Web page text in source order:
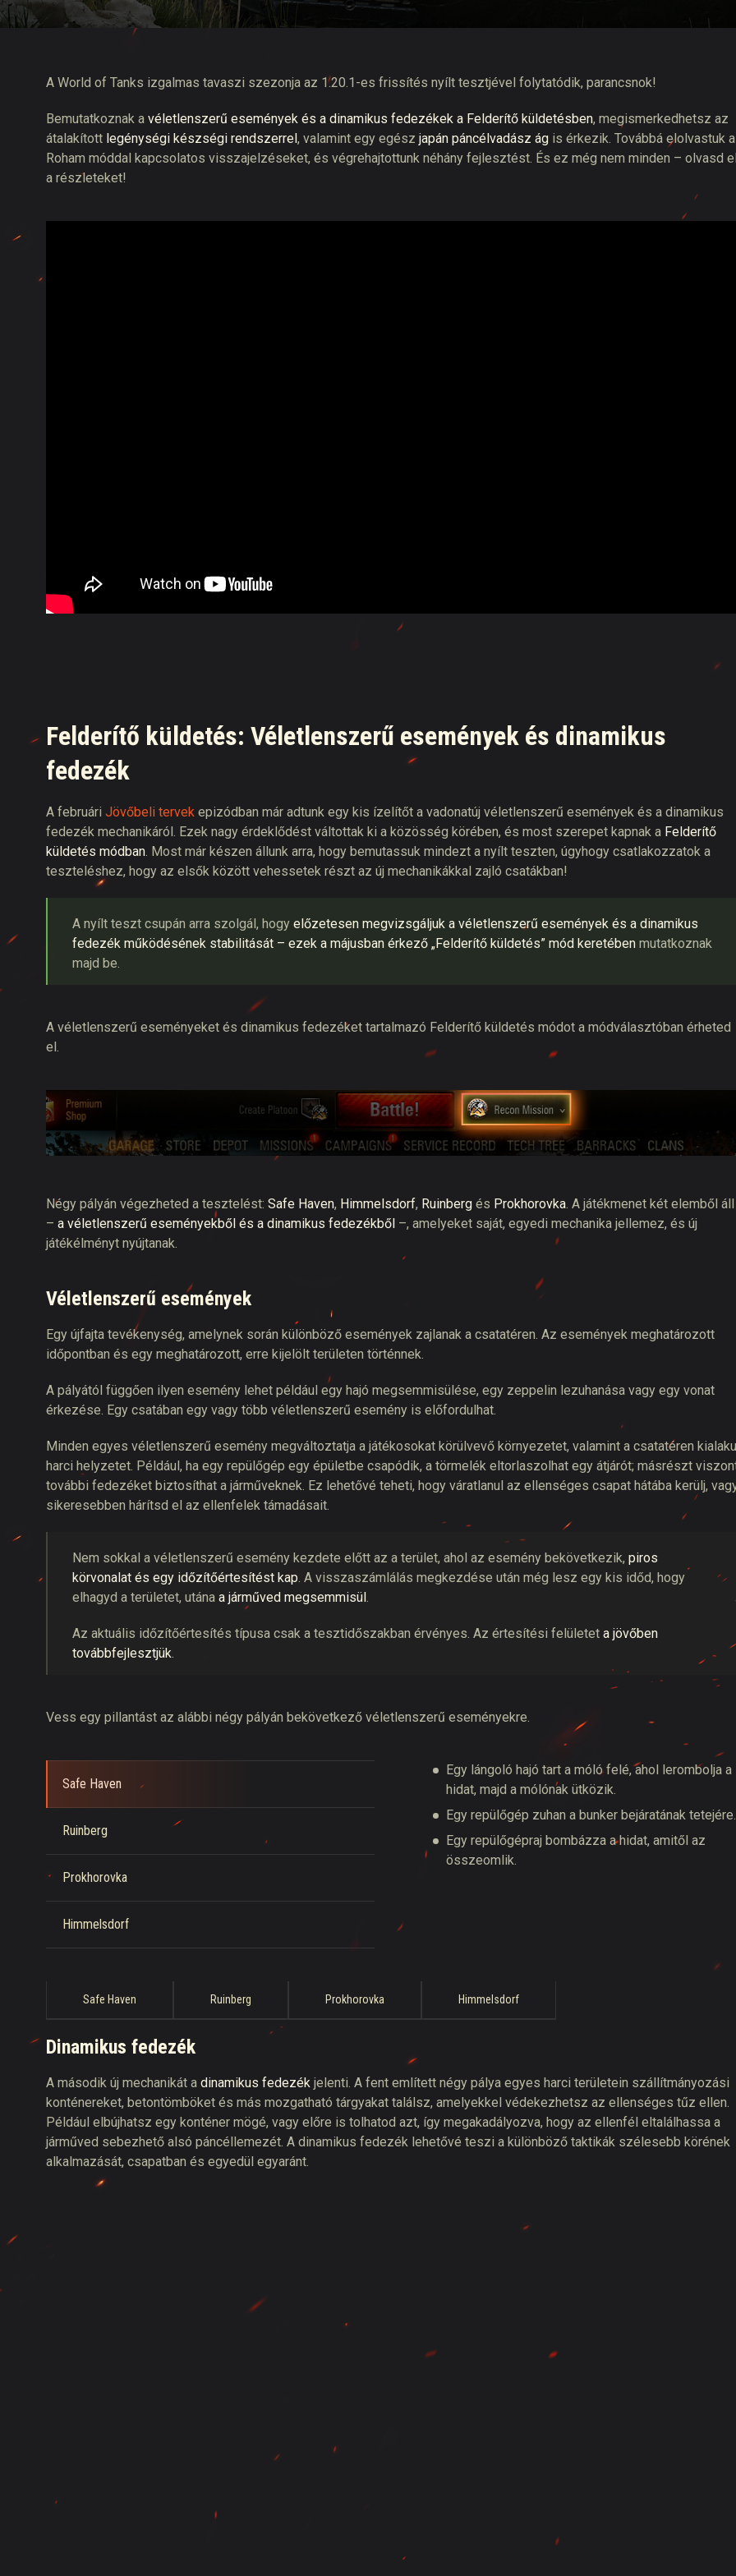
A World of Tanks izgalmas tavaszi szezonja az 1.20.1-es frissítés nyílt tesztjével folytatódik, parancsnok!
Bemutatkoznak a véletlenszerű események és a dinamikus fedezékek a Felderítő küldetésben, megismerkedhetsz az
átalakított legénységi készségi rendszerrel, valamint egy egész japán páncélvadász ág is érkezik. Továbbá elolvastuk a
Roham móddal kapcsolatos visszajelzéseket, és végrehajtottunk néhány fejlesztést. És ez még nem minden – olvasd
a részleteket!
Felderítő küldetés: Véletlenszerű események és dinamikus
fedezék
A februári Jövőbeli tervek epizódban már adtunk egy kis ízelítőt a vadonatúj véletlenszerű események és a dinamikus
fedezék mechanikáról. Ezek nagy érdeklődést váltottak ki a közösség körében, és most szerepet kapnak a Felderítő
küldetés módban. Most már készen állunk arra, hogy bemutassuk mindezt a nyílt teszten, úgyhogy csatlakozzatok a
teszteléshez, hogy az elsők között vehessetek részt az új mechanikákkal zajló csatákban!
A nyílt teszt csupán arra szolgál, hogy előzetesen megvizsgáljuk a véletlenszerű események és a dinamikus
fedezék működésének stabilitását – ezek a májusban érkező „Felderítő küldetés” mód keretében mutatkoznak
majd be.
A véletlenszerű eseményeket és dinamikus fedezéket tartalmazó Felderítő küldetés módot a módválasztóban érheted
el.
Négy pályán végezheted a tesztelést: Safe Haven, Himmelsdorf, Ruinberg és Prokhorovka. A játékmenet két elemből áll
– a véletlenszerű eseményekből és a dinamikus fedezékből –, amelyeket saját, egyedi mechanika jellemez, és új
játékélményt nyújtanak.
Véletlenszerű események
Egy újfajta tevékenység, amelynek során különböző események zajlanak a csatatéren. Az események meghatározott
időpontban és egy meghatározott, erre kijelölt területen történnek.
A pályától függően ilyen esemény lehet például egy hajó megsemmisülése, egy zeppelin lezuhanása vagy egy vonat
érkezése. Egy csatában egy vagy több véletlenszerű esemény is előfordulhat.
Minden egyes véletlenszerű esemény megváltoztatja a játékosokat körülvevő környezetet, valamint a csatatéren
harci helyzetet. Például, ha egy repülőgép egy épületbe csapódik, a törmelék eltorlaszolhat egy átjárót; másrészt
további fedezéket biztosíthat a járműveknek. Ez lehetővé teheti, hogy váratlanul az ellenséges csapat hátába kerülj,
sikeresebben hárítsd el az ellenfelek támadásait.
Nem sokkal a véletlenszerű esemény kezdete előtt az a terület, ahol az esemény bekövetkezik, piros
körvonalat és egy időzítőértesítést kap. A visszaszámlálás megkezdése után még lesz egy kis időd, hogy
elhagyd a területet, utána a járműved megsemmisül.
Az aktuális időzítőértesítés típusa csak a tesztidőszakban érvényes. Az értesítési felületet a jövőben
továbbfejlesztjük.
Vess egy pillantást az alábbi négy pályán bekövetkező véletlenszerű eseményekre.
Safe Haven
Ruinberg
Prokhorovka
Himmelsdorf
Egy lángoló hajó tart a móló felé, ahol lerombolja a
hidat, majd a mólónak ütközik.
Egy repülőgép zuhan a bunker bejáratának tetejére.
Egy repülőgépraj bombázza a hidat, amitől az
összeomlik.
Safe Haven Ruinberg Prokhorovka Himmelsdorf
Dinamikus fedezék
A második új mechanikát a dinamikus fedezék jelenti. A fent említett négy pálya egyes harci területein szállítmányozási
konténereket, betontömböket és más mozgatható tárgyakat találsz, amelyekkel védekezhetsz az ellenséges tűz ellen.
Például elbújhatsz egy konténer mögé, vagy előre is tolhatod azt, így megakadályozva, hogy az ellenfél eltalálhassa a
járműved sebezhető alsó páncéllemezét. A dinamikus fedezék lehetővé teszi a különböző taktikák szélesebb körének
alkalmazását, csapatban és egyedül egyaránt.